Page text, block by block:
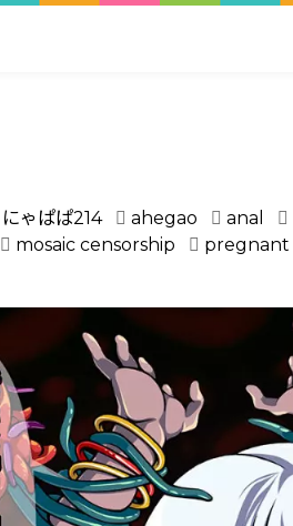
にゃぱぱ214 ahegao anal
mosaic censorship pregnant